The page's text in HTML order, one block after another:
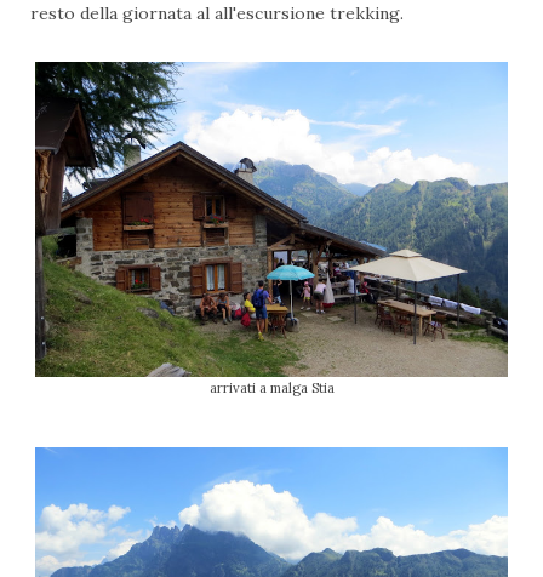
resto della giornata al all'escursione trekking.
arrivati a malga Stia